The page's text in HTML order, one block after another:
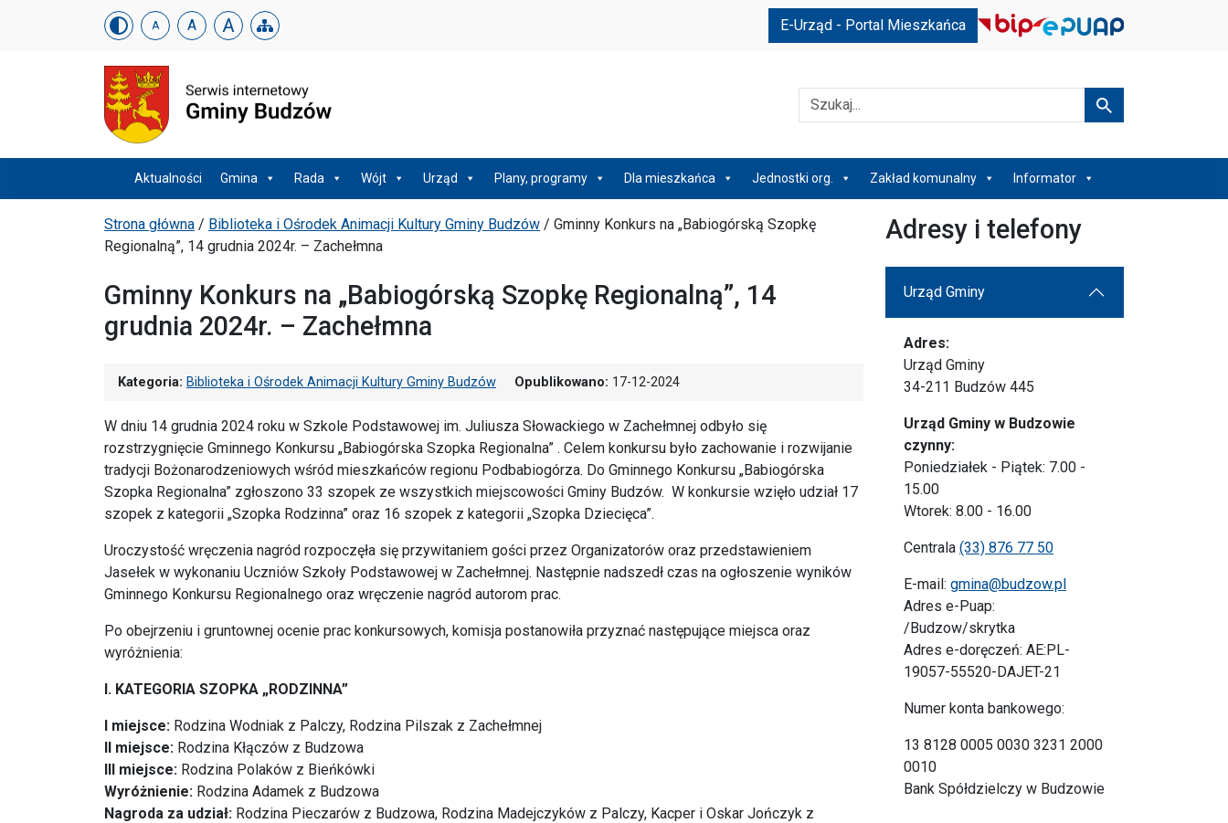
Urząd Gminy w Budzowie
Skip menu A A A E-Urząd - Portal Mieszkańca
Szukaj Szukaj
Menu główneAktualności Gmina Rada Wójt Urząd Plany, programy Dla mieszkańca Jednostki org. Zakład komunalny Informator
Ścieżka powrotu
Strona główna / Biblioteka i Ośrodek Animacji Kultury Gminy Budzów / Gminny Konkurs na „Babiogórską Szopkę
Regionalną”, 14 grudnia 2024r. – Zachełmna
Gminny Konkurs na „Babiogórską Szopkę Regionalną”, 14
grudnia 2024r. – Zachełmna
Kategoria: Biblioteka i Ośrodek Animacji Kultury Gminy Budzów Opublikowano: 17-12-2024
W dniu 14 grudnia 2024 roku w Szkole Podstawowej im. Juliusza Słowackiego w Zachełmnej odbyło się
rozstrzygnięcie Gminnego Konkursu „Babiogórska Szopka Regionalna” . Celem konkursu było zachowanie i rozwijanie
tradycji Bożonarodzeniowych wśród mieszkańców regionu Podbabiogórza. Do Gminnego Konkursu „Babiogórska
Szopka Regionalna” zgłoszono 33 szopek ze wszystkich miejscowości Gminy Budzów. W konkursie wzięło udział 17
szopek z kategorii „Szopka Rodzinna” oraz 16 szopek z kategorii „Szopka Dziecięca”.
Uroczystość wręczenia nagród rozpoczęła się przywitaniem gości przez Organizatorów oraz przedstawieniem
Jasełek w wykonaniu Uczniów Szkoły Podstawowej w Zachełmnej. Następnie nadszedł czas na ogłoszenie wyników
Gminnego Konkursu Regionalnego oraz wręczenie nagród autorom prac.
Po obejrzeniu i gruntownej ocenie prac konkursowych, komisja postanowiła przyznać następujące miejsca oraz
wyróżnienia:
I. KATEGORIA SZOPKA „RODZINNA”
I miejsce: Rodzina Wodniak z Palczy, Rodzina Pilszak z Zachełmnej
II miejsce: Rodzina Kłączów z Budzowa
III miejsce: Rodzina Polaków z Bieńkówki
Wyróżnienie: Rodzina Adamek z Budzowa
Nagroda za udział: Rodzina Pieczarów z Budzowa, Rodzina Madejczyków z Palczy, Kacper i Oskar Jończyk z
Adresy i telefony
Urząd Gminy
Adres:
Urząd Gminy
34-211 Budzów 445
Urząd Gminy w Budzowie
czynny:
Poniedziałek - Piątek: 7.00 -
15.00
Wtorek: 8.00 - 16.00
Centrala (33) 876 77 50
E-mail: gmina@budzow.pl
Adres e-Puap:
/Budzow/skrytka
Adres e-doręczeń: AE:PL-
19057-55520-DAJET-21
Numer konta bankowego:
13 8128 0005 0030 3231 2000
0010
Bank Spółdzielczy w Budzowie